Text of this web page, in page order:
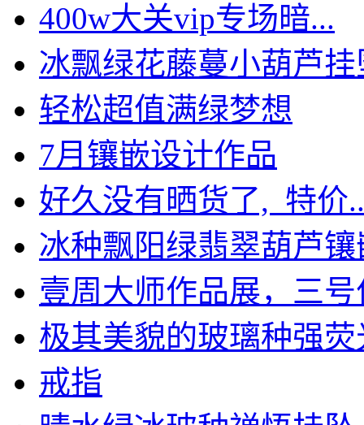
400w大关vip专场暗...
冰飘绿花藤蔓小葫芦挂
轻松超值满绿梦想
7月镶嵌设计作品
好久没有晒货了, 特价
冰种飘阳绿翡翠葫芦镶
壹周大师作品展，三号
极其美貌的玻璃种强荧
戒指